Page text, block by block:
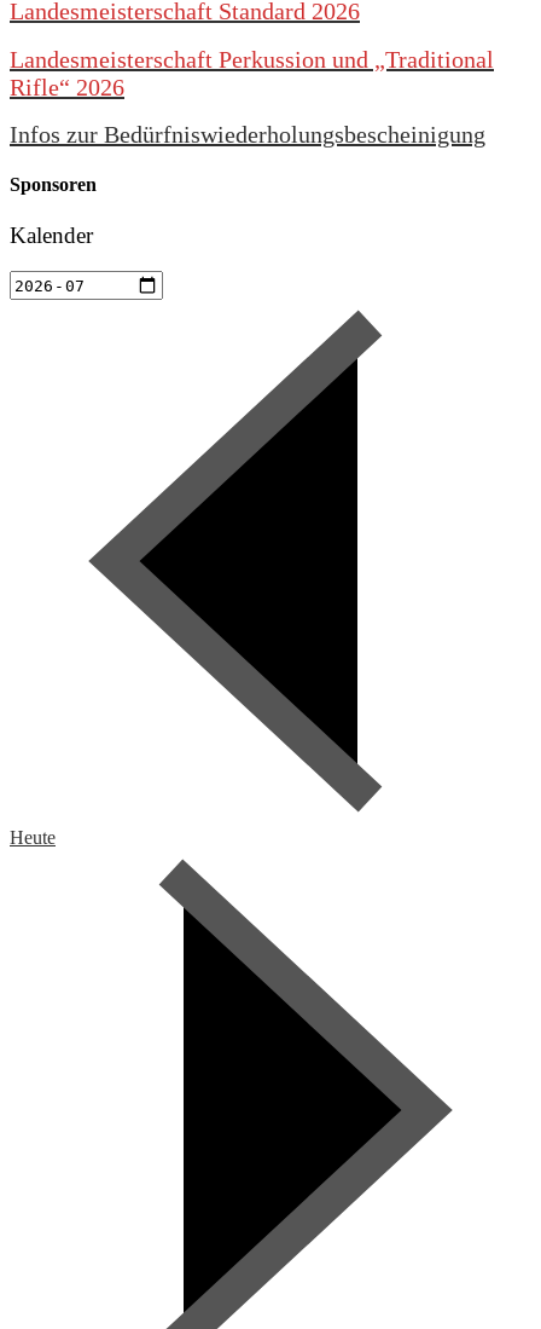
Landesmeisterschaft Standard 2026
Landesmeisterschaft Perkussion und „Traditional
Rifle“ 2026
Infos zur Bedürfniswiederholungsbescheinigung
Sponsoren
Kalender
Heute